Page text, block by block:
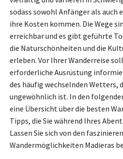
sodass sowohl Anfänger als auch
ihre Kosten kommen. Die Wege
erreichbar und es gibt geführte
die Naturschönheiten und die
erleben. Vor Ihrer Wanderreise
erforderliche Ausrüstung
des häufig wechselnden Wetters,
ungewöhnlich ist. In den
eine Übersicht über die besten
Tipps, die Sie während Ihres
Lassen Sie sich von den
Wandermöglichkeiten Madieras